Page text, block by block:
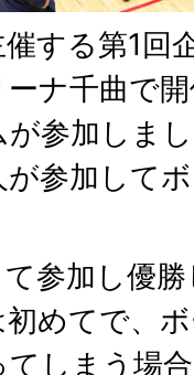
する第1回
ナ千曲で
参加しま
参加して
て参加し優
めてで、
しまう場